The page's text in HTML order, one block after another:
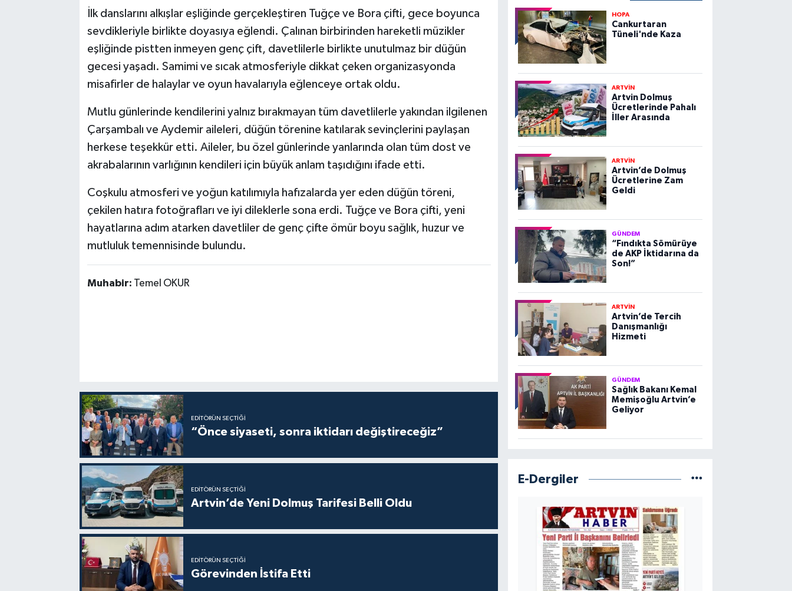
İlk danslarını alkışlar eşliğinde gerçekleştiren Tuğçe ve Bora çifti, gece boyunca
sevdikleriyle birlikte doyasıya eğlendi. Çalınan birbirinden hareketli müzikler
eşliğinde pistten inmeyen genç çift, davetlilerle birlikte unutulmaz bir düğün
gecesi yaşadı. Samimi ve sıcak atmosferiyle dikkat çeken organizasyonda
misafirler de halaylar ve oyun havalarıyla eğlenceye ortak oldu.
Mutlu günlerinde kendilerini yalnız bırakmayan tüm davetlilerle yakından ilgilenen
Çarşambalı ve Aydemir aileleri, düğün törenine katılarak sevinçlerini paylaşan
herkese teşekkür etti. Aileler, bu özel günlerinde yanlarında olan tüm dost ve
akrabalarının varlığının kendileri için büyük anlam taşıdığını ifade etti.
Coşkulu atmosferi ve yoğun katılımıyla hafızalarda yer eden düğün töreni,
çekilen hatıra fotoğrafları ve iyi dileklerle sona erdi. Tuğçe ve Bora çifti, yeni
hayatlarına adım atarken davetliler de genç çifte ömür boyu sağlık, huzur ve
mutluluk temennisinde bulundu.
Muhabir: Temel OKUR
EDITÖRÜN SEÇTIĞI
“Önce siyaseti, sonra iktidarı değiştireceğiz”
EDITÖRÜN SEÇTIĞI
Artvin’de Yeni Dolmuş Tarifesi Belli Oldu
EDITÖRÜN SEÇTIĞI
Görevinden İstifa Etti
HOPA
Cankurtaran
Tüneli'nde Kaza
ARTVİN
Artvin Dolmuş
Ücretlerinde Pahalı
İller Arasında
ARTVİN
Artvin’de Dolmuş
Ücretlerine Zam
Geldi
GÜNDEM
“Fındıkta Sömürüye
de AKP İktidarına da
Son!”
ARTVİN
Artvin’de Tercih
Danışmanlığı
Hizmeti
GÜNDEM
Sağlık Bakanı Kemal
Memişoğlu Artvin’e
Geliyor
E-Dergiler